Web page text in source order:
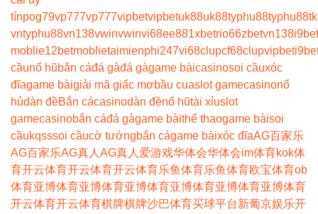
tínpog79vp777vp777vipbetvipbetuk88uk88typhu88typhu88
vntyphu88vn138vwinvwinvi68ee881xbetrio66zbetvn138
moblie12betmoblietaimienphi247vi68clupcf68clupvipbet
cầunổ hũbắn cáđá gàđá gàgame bàicasinosoi cầuxóc
đĩagame bàigiải mã giấc mơbầu cuaslot gamecasinonổ
hủdàn đềBắn cácasinodàn đềnổ hũtài xỉuslot
gamecasinobắn cáđá gàgame bàithể thaogame bàisoi
cầukqsssoi cầucờ tướngbắn cágame bàixóc đĩaAG百家乐
AG百家乐AG真人AG真人爱游戏华体会华体会im体育 kok体
育开云体育开云体育开云体育乐鱼体育乐鱼体育 欧宝体育ob
体育亚博体育亚博体育亚博体育亚博体育亚博体育亚博体育
开云体育开云体育棋牌棋牌沙巴体育买球平台新葡京娱乐开